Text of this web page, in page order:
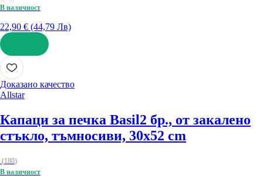
В наличност
22,90 € (44,79 Лв)
ДОБАВИ
Доказано качество
Allstar
Капаци за печка Basil2 бр., от закалено
стъкло, тъмносиви, 30x52 cm
(180)
В наличност